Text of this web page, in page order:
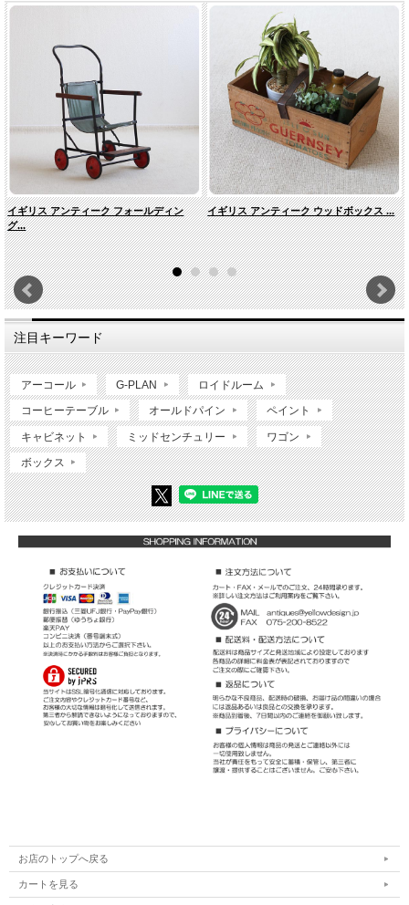
イギリス アンティーク フォールディン
グ...
イギリス アンティーク ウッドボックス ...
注目キーワード
アーコール G-PLAN ロイドルーム
コーヒーテーブル オールドパイン ペイント
キャビネット ミッドセンチュリー ワゴン
ボックス
お店のトップへ戻る
カートを見る